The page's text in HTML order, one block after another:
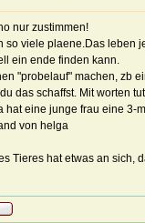
nur zustimmen!
so viele plaene.Das
ein ende finden kann.
"probelauf" machen, zb
das schaffst. Mit worten
hat eine junge frau eine
von helga
Tieres hat etwas an sich,